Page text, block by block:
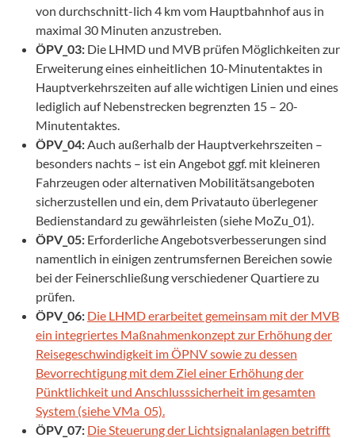
von durchschnitt-lich 4 km vom Hauptbahnhof aus in
maximal 30 Minuten anzustreben.
ÖPV_03: Die LHMD und MVB prüfen Möglichkeiten zur
Erweiterung eines einheitlichen 10-Minutentaktes in
Hauptverkehrszeiten auf alle wichtigen Linien und eines
lediglich auf Nebenstrecken begrenzten 15 – 20-
Minutentaktes.
ÖPV_04: Auch außerhalb der Hauptverkehrszeiten –
besonders nachts – ist ein Angebot ggf. mit kleineren
Fahrzeugen oder alternativen Mobilitätsangeboten
sicherzustellen und ein, dem Privatauto überlegener
Bedienstandard zu gewährleisten (siehe MoZu_01).
ÖPV_05: Erforderliche Angebotsverbesserungen sind
namentlich in einigen zentrumsfernen Bereichen sowie
bei der Feinerschließung verschiedener Quartiere zu
prüfen.
ÖPV_06: Die LHMD erarbeitet gemeinsam mit der MVB
ein integriertes Maßnahmenkonzept zur Erhöhung der
Reisegeschwindigkeit im ÖPNV sowie zu dessen
Bevorrechtigung mit dem Ziel einer Erhöhung der
Pünktlichkeit und Anschlusssicherheit im gesamten
System (siehe VMa_05).
ÖPV_07: Die Steuerung der Lichtsignalanlagen betrifft